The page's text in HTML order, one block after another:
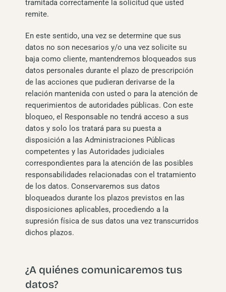
tramitada correctamente la solicitud que usted
remite.
En este sentido, una vez se determine que sus
datos no son necesarios y/o una vez solicite su
baja como cliente, mantendremos bloqueados sus
datos personales durante el plazo de prescripción
de las acciones que pudieran derivarse de la
relación mantenida con usted o para la atención de
requerimientos de autoridades públicas. Con este
bloqueo, el Responsable no tendrá acceso a sus
datos y solo los tratará para su puesta a
disposición a las Administraciones Públicas
competentes y las Autoridades judiciales
correspondientes para la atención de las posibles
responsabilidades relacionadas con el tratamiento
de los datos. Conservaremos sus datos
bloqueados durante los plazos previstos en las
disposiciones aplicables, procediendo a la
supresión física de sus datos una vez transcurridos
dichos plazos.
¿A quiénes comunicaremos tus
datos?